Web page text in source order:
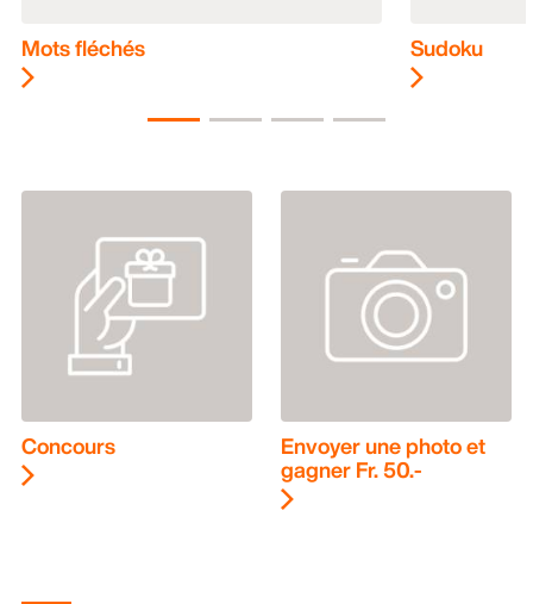
Mots fléchés Sudoku
Concours Envoyer une photo et
gagner Fr. 50.-